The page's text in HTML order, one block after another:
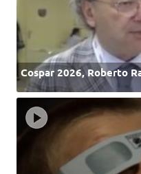
Cospar 2026, Roberto